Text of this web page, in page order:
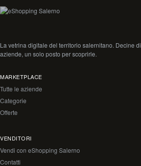
La vetrina digitale del territorio salernitano. Decine di
aziende, un solo posto per scoprirle.
MARKETPLACE
Tutte le aziende
Categorie
Offerte
VENDITORI
Vendi con eShopping Salerno
Contatti